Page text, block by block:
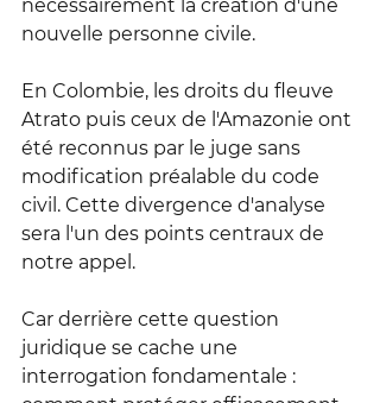
nécessairement la création d'une
nouvelle personne civile.
En Colombie, les droits du fleuve
Atrato puis ceux de l'Amazonie ont
été reconnus par le juge sans
modification préalable du code
civil. Cette divergence d'analyse
sera l'un des points centraux de
notre appel.
Car derrière cette question
juridique se cache une
interrogation fondamentale :